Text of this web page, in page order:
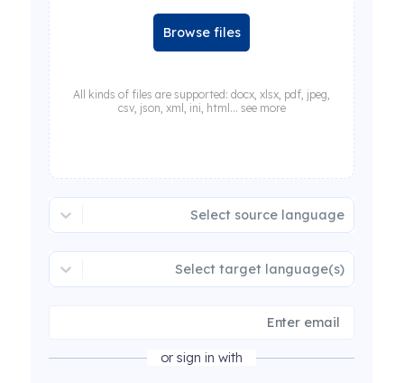
Browse files
All kinds of files are supported: docx, xlsx, pdf, jpeg,
csv, json, xml, ini, html... see more
Select source language
Select target language(s)
or sign in with